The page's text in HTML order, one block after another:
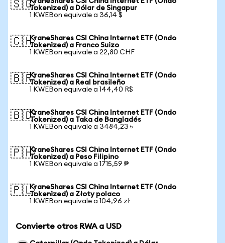
🇸🇬Tokenized) a Dólar de Singapur
1 KWEBon equivale a 36,14 $
🇨🇭KraneShares CSI China Internet ETF (Ondo
Tokenized) a Franco Suizo
1 KWEBon equivale a 22,80 CHF
🇧🇷KraneShares CSI China Internet ETF (Ondo
Tokenized) a Real brasileño
1 KWEBon equivale a 144,40 R$
🇧🇩KraneShares CSI China Internet ETF (Ondo
Tokenized) a Taka de Bangladés
1 KWEBon equivale a 3484,23 ৳
🇵🇭KraneShares CSI China Internet ETF (Ondo
Tokenized) a Peso Filipino
1 KWEBon equivale a 1715,59 ₱
🇵🇱KraneShares CSI China Internet ETF (Ondo
Tokenized) a Złoty polaco
1 KWEBon equivale a 104,96 zł
Convierte otros RWA a USD